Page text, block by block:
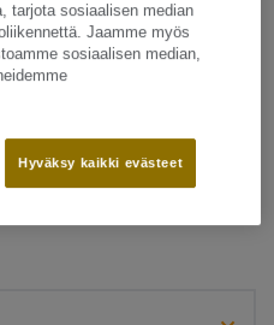
tarjota sosiaalisen median
Jaamme myös
sosiaalisen median,
Hyväksy kaikki evästeet